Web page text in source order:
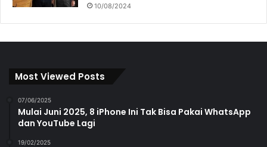
10/08/2024
Most Viewed Posts
07/06/2025
Mulai Juni 2025, 8 iPhone Ini Tak Bisa Pakai WhatsApp
dan YouTube Lagi
19/02/2025